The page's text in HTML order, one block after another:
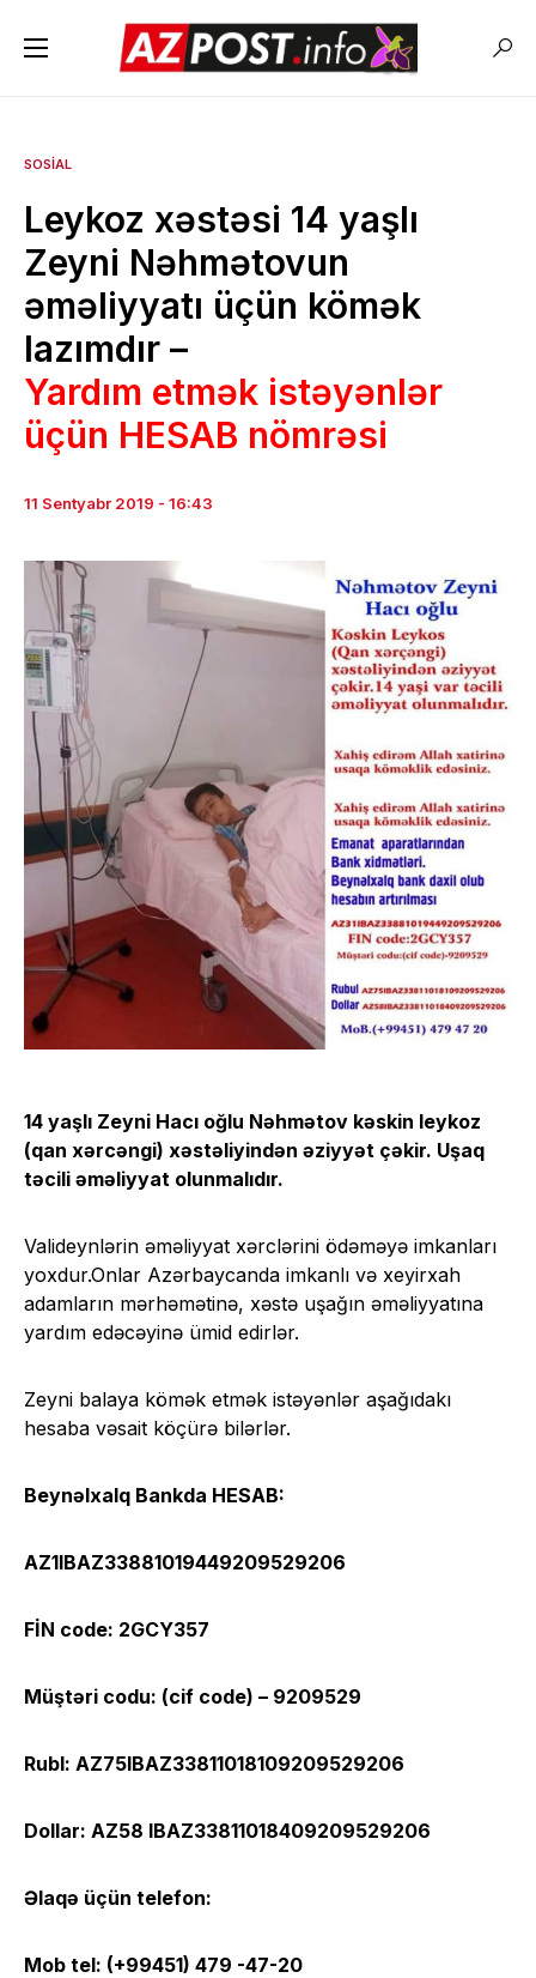
SOSIAL
Leykoz xəstəsi 14 yaşlı
Zeyni Nəhmətovun
əməliyyatı üçün kömək
lazımdır –
Yardım etmək istəyənlər
üçün HESAB nömrəsi
11 Sentyabr 2019 - 16:43
14 yaşlı Zeyni Hacı oğlu Nəhmətov kəskin leykoz
(qan xərcəngi) xəstəliyindən əziyyət çəkir. Uşaq
təcili əməliyyat olunmalıdır.
Valideynlərin əməliyyat xərclərini ödəməyə imkanları
yoxdur.Onlar Azərbaycanda imkanlı və xeyirxah
adamların mərhəmətinə, xəstə uşağın əməliyyatına
yardım edəcəyinə ümid edirlər.
Zeyni balaya kömək etmək istəyənlər aşağıdakı
hesaba vəsait köçürə bilərlər.
Beynəlxalq Bankda HESAB:
AZ1IBAZ33881019449209529206
FİN code: 2GCY357
Müştəri codu: (cif code) – 9209529
Rubl: AZ75IBAZ33811018109209529206
Dollar: AZ58 IBAZ33811018409209529206
Əlaqə üçün telefon:
Mob tel: (+99451) 479 -47-20